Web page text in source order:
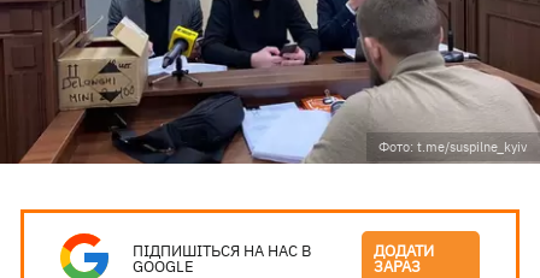
Фото: t.me/suspilne_kyiv
ПІДПИШІТЬСЯ НА НАС В
GOOGLE
ДОДАТИ
ЗАРАЗ